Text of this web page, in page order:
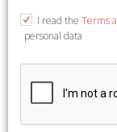
I read the Terms
personal data